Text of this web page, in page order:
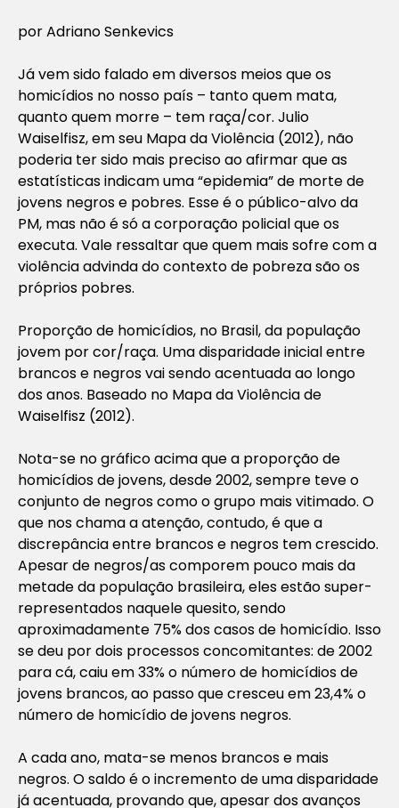
por Adriano Senkevics
Já vem sido falado em diversos meios que os
homicídios no nosso país – tanto quem mata,
quanto quem morre – tem raça/cor. Julio
Waiselfisz, em seu Mapa da Violência (2012), não
poderia ter sido mais preciso ao afirmar que as
estatísticas indicam uma “epidemia” de morte de
jovens negros e pobres. Esse é o público-alvo da
PM, mas não é só a corporação policial que os
executa. Vale ressaltar que quem mais sofre com a
violência advinda do contexto de pobreza são os
próprios pobres.
Proporção de homicídios, no Brasil, da população
jovem por cor/raça. Uma disparidade inicial entre
brancos e negros vai sendo acentuada ao longo
dos anos. Baseado no Mapa da Violência de
Waiselfisz (2012).
Nota-se no gráfico acima que a proporção de
homicídios de jovens, desde 2002, sempre teve o
conjunto de negros como o grupo mais vitimado. O
que nos chama a atenção, contudo, é que a
discrepância entre brancos e negros tem crescido.
Apesar de negros/as comporem pouco mais da
metade da população brasileira, eles estão super-
representados naquele quesito, sendo
aproximadamente 75% dos casos de homicídio. Isso
se deu por dois processos concomitantes: de 2002
para cá, caiu em 33% o número de homicídios de
jovens brancos, ao passo que cresceu em 23,4% o
número de homicídio de jovens negros.
A cada ano, mata-se menos brancos e mais
negros. O saldo é o incremento de uma disparidade
já acentuada, provando que, apesar dos avanços